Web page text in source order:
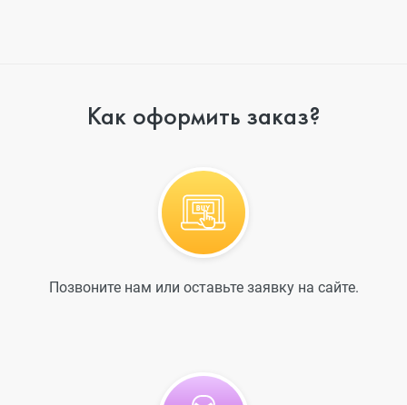
Как оформить заказ?
Позвоните нам или оставьте заявку на сайте.